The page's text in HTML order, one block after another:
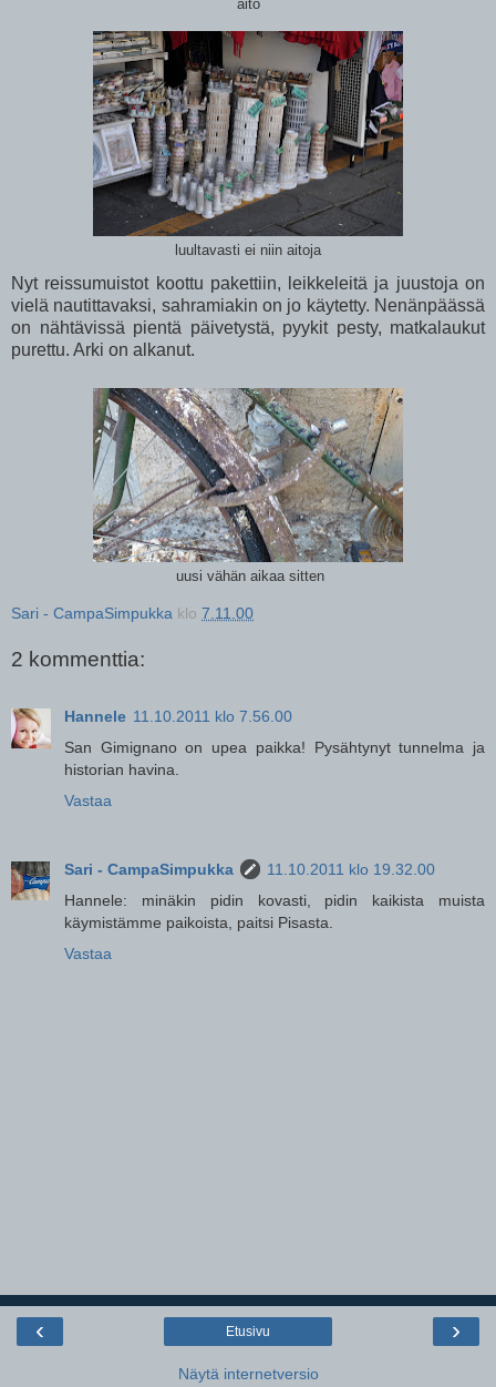
aito
luultavasti ei niin aitoja
Nyt reissumuistot koottu pakettiin, leikkeleitä ja juustoja on
vielä nautittavaksi, sahramiakin on jo käytetty. Nenänpäässä
on nähtävissä pientä päivetystä, pyykit pesty, matkalaukut
purettu. Arki on alkanut.
uusi vähän aikaa sitten
Sari - CampaSimpukka klo 7.11.00
2 kommenttia:
Hannele 11.10.2011 klo 7.56.00
San Gimignano on upea paikka! Pysähtynyt tunnelma ja
historian havina.
Vastaa
Sari - CampaSimpukka
11.10.2011 klo 19.32.00
Hannele: minäkin pidin kovasti, pidin kaikista muista
käymistämme paikoista, paitsi Pisasta.
Vastaa
‹ ›
Etusivu
Näytä internetversio